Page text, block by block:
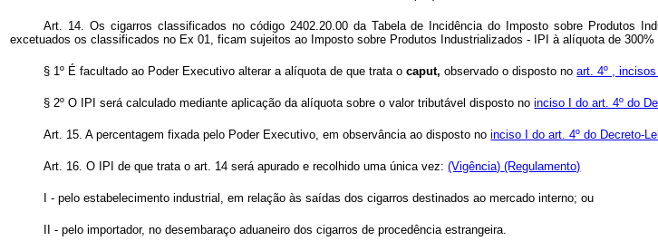
Art. 14. Os cigarros classificados no código 2402.20.00 da Tabela de Incidência do Imposto sobre Produtos
excetuados os classificados no Ex 01, ficam sujeitos ao Imposto sobre Produtos Industrializados - IPI à alíquota de 300%
§ 1º É facultado ao Poder Executivo alterar a alíquota de que trata ocaput,observado o disposto noart. 4º ,
§ 2º O IPI será calculado mediante aplicação da alíquota sobre o valor tributável disposto noinciso I do art. 4º do
Art. 15. A percentagem fixada pelo Poder Executivo, em observância ao disposto noinciso I do art. 4º do Decreto-
Art. 16. O IPI de que trata o art. 14 será apurado e recolhido uma única vez:(Vigência)(Regulamento)
I - pelo estabelecimento industrial, em relação às saídas dos cigarros destinados ao mercado interno; ou
II - pelo importador, no desembaraço aduaneiro dos cigarros de procedência estrangeira.